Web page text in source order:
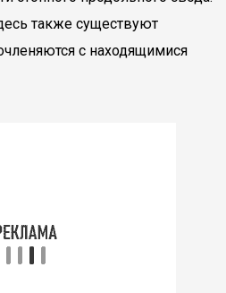
также существуют
с находящимися